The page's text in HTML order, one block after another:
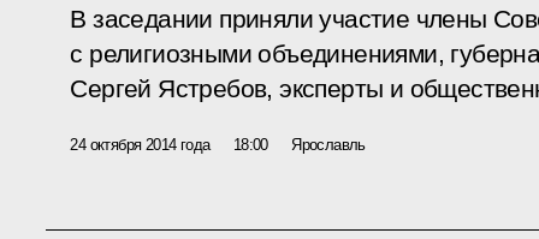
В заседании приняли участие члены
с религиозными объединениями,
Сергей Ястребов, эксперты и
24 октября 2014 года 18:00 Ярославль